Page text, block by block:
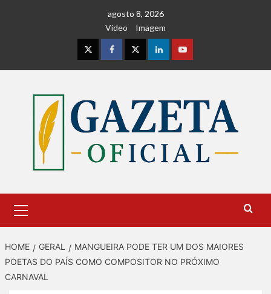
agosto 8, 2026
Vídeo
Imagem
InstagramFacebookTwitterLinkedinYoutube
Menu
HOME GERAL
MANGUEIRA PODE TER UM DOS MAIORES
POETAS DO PAÍS COMO COMPOSITOR NO PRÓXIMO
CARNAVAL